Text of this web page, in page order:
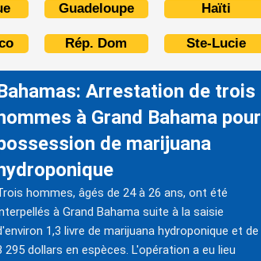
Guadeloupe Haïti
Rép. Dom Ste-Lucie
Arrestation de trois
hommes à Grand Bahama pour
de marijuana
hydroponique
hommes, âgés de 24 à 26 ans, ont été
à Grand Bahama suite à la saisie
1,3 livre de marijuana hydroponique et de
295 dollars en espèces. L'opération a eu lieu